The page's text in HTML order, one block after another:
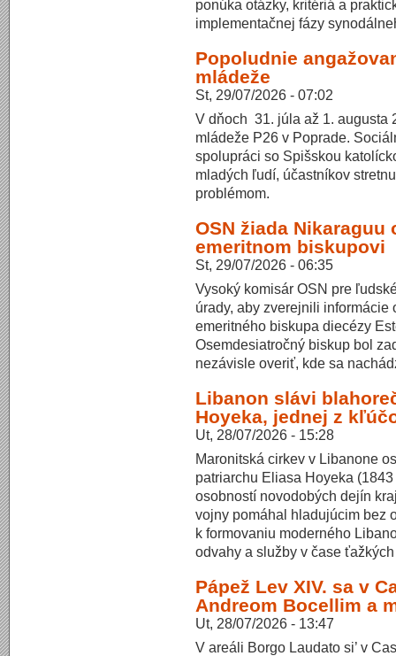
ponúka otázky, kritériá a
implementačnej fázy
Popoludnie
mládeže
St, 29/07/2026 - 07:02
V dňoch 31. júla až 1. augusta
mládeže P26 v Poprade.
spolupráci so Spišskou
mladých ľudí, účastníkov
problémom.
OSN žiada
emeritnom biskupovi
St, 29/07/2026 - 06:35
Vysoký komisár OSN pre
úrady, aby zverejnili informácie
emeritného biskupa diecézy
Osemdesiatročný biskup bol
nezávisle overiť, kde sa
Libanon slávi
Hoyeka, jednej z
Ut, 28/07/2026 - 15:28
Maronitská cirkev v Libanone
patriarchu Eliasa Hoyeka
osobností novodobých dejín
vojny pomáhal hladujúcim bez
k formovaniu moderného
odvahy a služby v čase
Pápež Lev XIV. sa v
Andreom Bocellim a
Ut, 28/07/2026 - 13:47
V areáli Borgo Laudato si’ v